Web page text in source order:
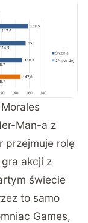
Man-a z
przejmuje rolę
akcji z
świecie
to samo
Games,